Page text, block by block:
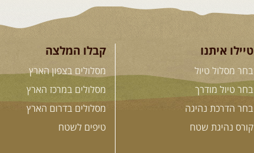
מי לא צריך בימים אלו קצת טבע ואנרגיות טובות .... מועדון רכבי
הפנאי שלנו ייצא למסלול חוויתי שמטפס לרכס הגלבוע וגולש לעמק
בית שאן, עם אתגרי נהיגה קלילים ...
טיילו איתנו
בחר מסלול טיול
בחר טיול מודרך
בחר הדרכת נהיגה
קורס נהיגת שטח
קבלו המלצה
מסלולים בצפון הארץ
מסלולים במרכז הארץ
מסלולים בדרום הארץ
טיפים לשטח